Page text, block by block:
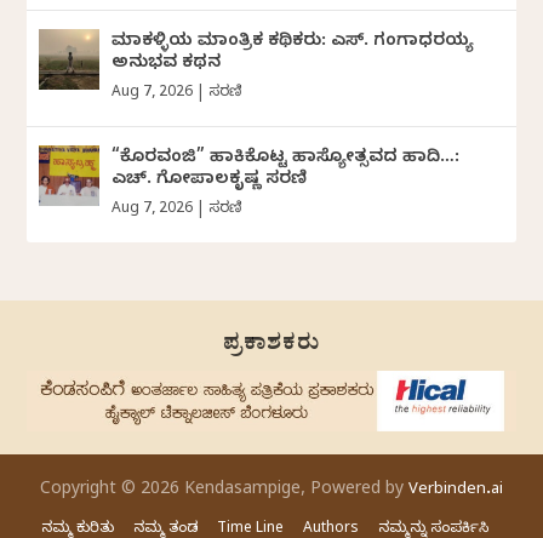
ಮಾಕಳ್ಳಿಯ ಮಾಂತ್ರಿಕ ಕಥಿಕರು: ಎಸ್. ಗಂಗಾಧರಯ್ಯ
ಅನುಭವ ಕಥನ
Aug 7, 2026 ಸರಣಿ
“ಕೊರವಂಜಿ” ಹಾಕಿಕೊಟ್ಟ ಹಾಸ್ಯೋತ್ಸವದ ಹಾದಿ…:
ಎಚ್. ಗೋಪಾಲಕೃಷ್ಣ ಸರಣಿ
Aug 7, 2026 ಸರಣಿ
ಪ್ರಕಾಶಕರು
Copyright © 2026 Kendasampige, Powered by Verbinden.ai
ನಮ್ಮ ಕುರಿತು ನಮ್ಮ ತಂಡ Time Line Authors ನಮ್ಮನ್ನು ಸಂಪರ್ಕಿಸಿ